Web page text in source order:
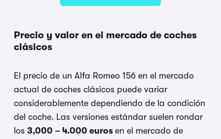
Precio y valor en el mercado de coches
clásicos
El precio de un Alfa Romeo 156 en el mercado
actual de coches clásicos puede variar
considerablemente dependiendo de la condición
del coche. Las versiones estándar suelen rondar
los 3,000 – 4.000 euros en el mercado de